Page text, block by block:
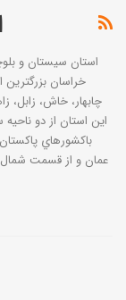
خراسان‌ بزرگترين‌
چابهار، خاش‌،
اين‌ استان‌ از دو
باكشورهاي‌
عمان‌ و از قسمت‌